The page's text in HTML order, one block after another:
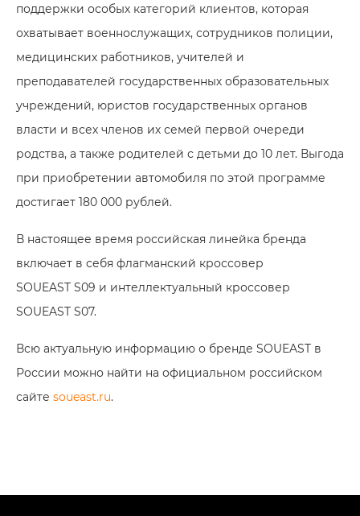
поддержки особых категорий клиентов, которая
охватывает военнослужащих, сотрудников полиции,
медицинских работников, учителей и
преподавателей государственных образовательных
учреждений, юристов государственных органов
власти и всех членов их семей первой очереди
родства, а также родителей с детьми до 10 лет. Выгода
при приобретении автомобиля по этой программе
достигает 180 000 рублей.
В настоящее время российская линейка бренда
включает в себя флагманский кроссовер
SOUEAST S09 и интеллектуальный кроссовер
SOUEAST S07.
Всю актуальную информацию о бренде SOUEAST в
России можно найти на официальном российском
сайте soueast.ru.